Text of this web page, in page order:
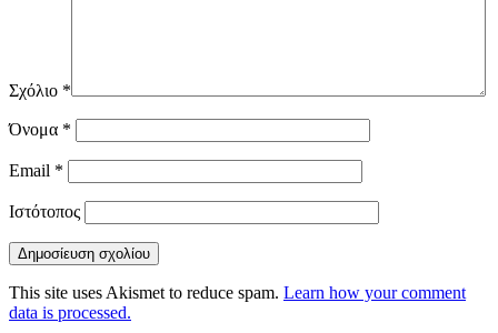
Σχόλιο *
Όνομα *
Email *
Ιστότοπος
This site uses Akismet to reduce spam. Learn how your comment
data is processed.